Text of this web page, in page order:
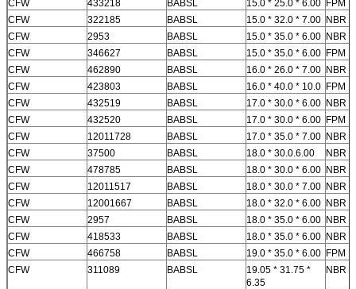
CFW 433218 BABSL 15.0 * 25.0 * 6.00 FPM
CFW
322185 BABSL 15.0 * 32.0 * 7.00 NBR
CFW
2953 BABSL 15.0 * 35.0 * 6.00 NBR
CFW
346627 BABSL 15.0 * 35.0 * 6.00 FPM
CFW
462890 BABSL 16.0 * 26.0 * 7.00 NBR
CFW
423803 BABSL 16.0 * 40.0 * 10.0 FPM
CFW
432519 BABSL 17.0 * 30.0 * 6.00 NBR
CFW
432520 BABSL 17.0 * 30.0 * 6.00 FPM
CFW
12011728 BABSL 17.0 * 35.0 * 7.00 NBR
CFW
37500 BABSL 18.0 * 30.0.6.00
NBR
CFW
478785 BABSL 18.0 * 30.0 * 6.00 NBR
CFW
12011517 BABSL 18.0 * 30.0 * 7.00 NBR
CFW
12001667 BABSL 18.0 * 32.0 * 6.00 NBR
CFW
2957 BABSL 18.0 * 35.0 * 6.00 NBR
CFW
418533 BABSL 18.0 * 35.0 * 6.00 NBR
CFW
466758 BABSL 19.0 * 35.0 * 6.00 FPM
CFW
311089 BABSL
19.05 * 31.75 *
6.35
NBR